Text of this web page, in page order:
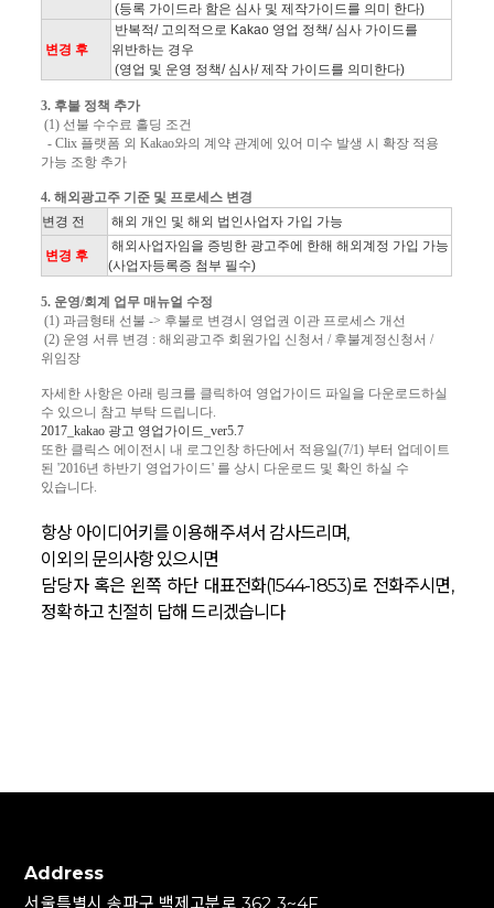
(등록 가이드라 함은 심사 및 제작가이드를 의미 한다)
변경 후
반복적/ 고의적으로 Kakao 영업 정책/ 심사 가이드를
위반하는 경우
(영업 및 운영 정책/ 심사/ 제작 가이드를 의미한다)
3. 후불 정책 추가
(1) 선불 수수료 홀딩 조건
- Clix 플랫폼 외 Kakao와의 계약 관계에 있어 미수 발생 시 확장 적용
가능 조항 추가
4. 해외광고주 기준 및 프로세스 변경
변경 전
해외 개인 및 해외 법인사업자 가입 가능
변경 후
해외사업자임을 증빙한 광고주에 한해 해외계정 가입 가능
(사업자등록증 첨부 필수)
5. 운영/회계 업무 매뉴얼 수정
(1) 과금형태 선불 -> 후불로 변경시 영업권 이관 프로세스 개선
(2) 운영 서류 변경 : 해외광고주 회원가입 신청서 / 후불계정신청서 /
위임장
자세한 사항은 아래 링크를 클릭하여 영업가이드 파일을 다운로드하실
수 있으니 참고 부탁 드립니다.
2017_kakao 광고 영업가이드_ver5.7
또한 클릭스 에이전시 내 로그인창 하단에서 적용일(7/1) 부터 업데이트
된 '2016년 하반기 영업가이드' 를 상시 다운로드 및 확인 하실 수
있습니다.
항상 아이디어키를 이용해주셔서 감사드리며,
이외의 문의사항 있으시면
담당자 혹은 왼쪽 하단 대표전화(1544-1853)로 전화주시면,
정확하고 친절히 답해 드리겠습니다
Address
서울특별시 송파구 백제고분로 362 3~4F